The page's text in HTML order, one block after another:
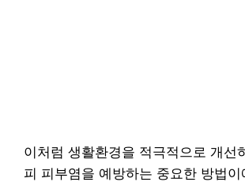
이처럼 생활환경을 적극적으로 개선
피 피부염을 예방하는 중요한 방법